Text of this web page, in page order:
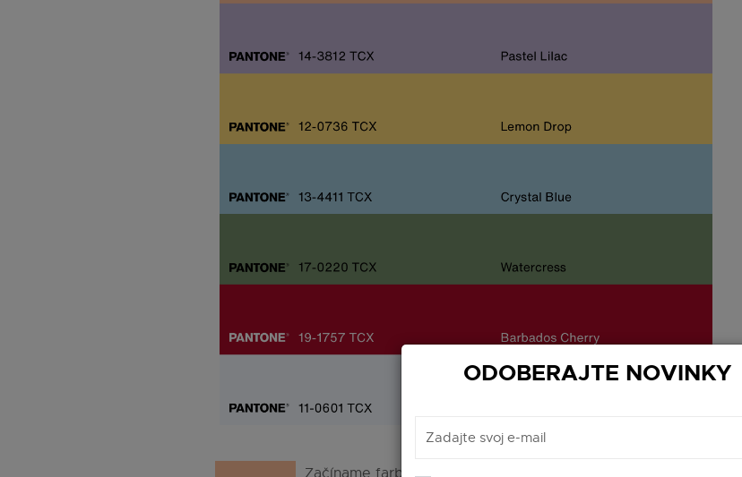
Začíname farbou, ktorá je Vám už pravdepodobne známa.
ODOBERAJTE NOVINKY